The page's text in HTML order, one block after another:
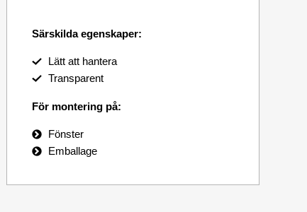
Särskilda egenskaper:
Lätt att hantera
Transparent
För montering på:
Fönster
Emballage